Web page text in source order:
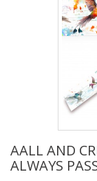
AALL AND
ALWAYS